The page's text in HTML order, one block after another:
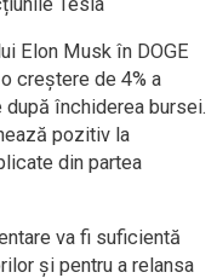
Elon Musk în DOGE
creștere de 4% a
închiderea bursei.
pozitiv la
din partea
va fi suficientă
și pentru a relansa